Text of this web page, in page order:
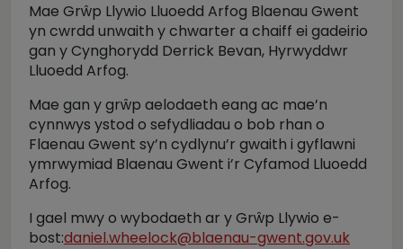
Mae Grŵp Llywio Lluoedd Arfog Blaenau Gwent
yn cwrdd unwaith y chwarter a chaiff ei gadeirio
gan y Cynghorydd Derrick Bevan, Hyrwyddwr
Lluoedd Arfog.
Mae gan y grŵp aelodaeth eang ac mae’n
cynnwys ystod o sefydliadau o bob rhan o
Flaenau Gwent sy’n cydlynu’r gwaith i gyflawni
ymrwymiad Blaenau Gwent i’r Cyfamod Lluoedd
Arfog.
I gael mwy o wybodaeth ar y Grŵp Llywio e-
bost:daniel.wheelock@blaenau-gwent.gov.uk